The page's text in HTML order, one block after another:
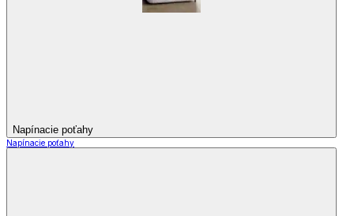
Napínacie poťahy
Napínacie poťahy